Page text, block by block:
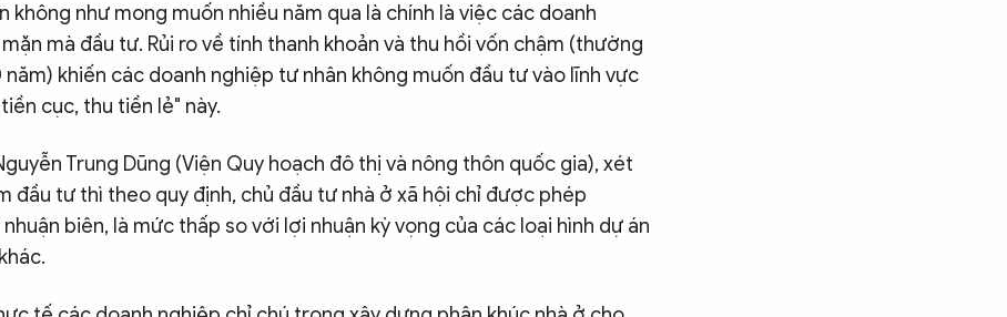
không như mong muốn nhiều năm qua là chính là việc các doanh
mà đầu tư. Rủi ro về tính thanh khoản và thu hồi vốn chậm (thường
khiến các doanh nghiệp tư nhân không muốn đầu tư vào lĩnh vực
cục, thu tiền lẻ" này.
Trung Dũng (Viện Quy hoạch đô thị và nông thôn quốc gia), xét
đầu tư thì theo quy định, chủ đầu tư nhà ở xã hội chỉ được phép
nhuận biên, là mức thấp so với lợi nhuận kỳ vọng của các loại hình dự án